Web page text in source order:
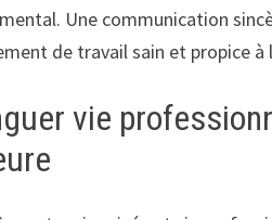
Une communication
de travail sain et propice à
vie